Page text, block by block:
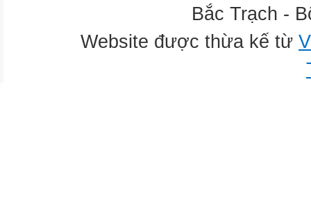
Bắc Trạch -
Website được thừa kế từ